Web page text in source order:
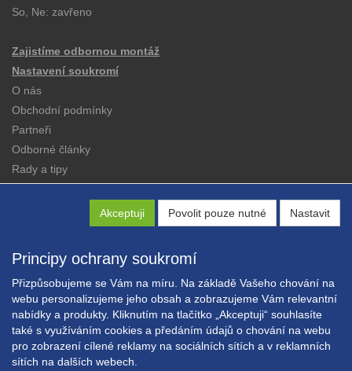
Akceptuji Povolit pouze nutné Nastavit
Principy ochrany soukromí
Přizpůsobujeme se Vám na míru. Na základě Vašeho chování na
webu personalizujeme jeho obsah a zobrazujeme Vám relevantní
nabídky a produkty. Kliknutím na tlačítko „Akceptuji“ souhlasíte
také s využíváním cookies a předáním údajů o chování na webu
pro zobrazení cílené reklamy na sociálních sítích a v reklamních
sítích na dalších webech.
So, Ne: zavřeno
Zajistíme odbornou montáž
Nastavení soukromí
O nás
Obchodní podmínky
Partneři
Odborné články
Rady a tipy
Copyright © EXPRESS ALARM Czech s.r.o.
Powered byABRA E-shop